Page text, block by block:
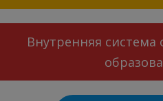
Внутренняя система